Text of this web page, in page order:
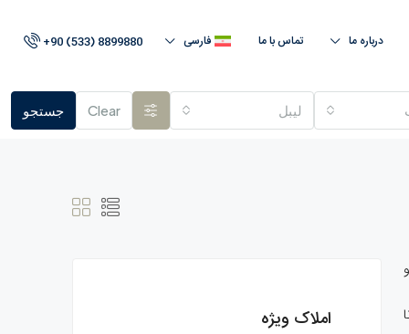
درباره ما تماس با ما فارسی +90 (533) 8899880
لیبل Clear جستجو
املاک ویژه